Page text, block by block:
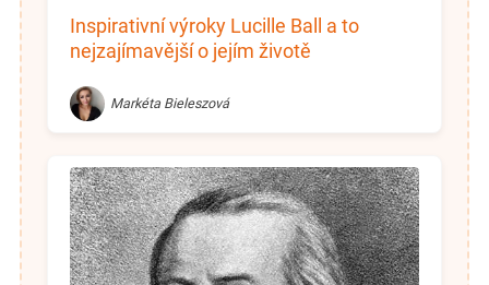
Inspirativní výroky Lucille Ball a to
nejzajímavější o jejím životě
Markéta Bieleszová